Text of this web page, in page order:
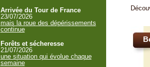
Arrivée du Tour de France
23/07/2026
mais la roue des dépérissements
continue
Forêts et sécheresse
21/07/2026
une situation qui évolue chaque
semaine